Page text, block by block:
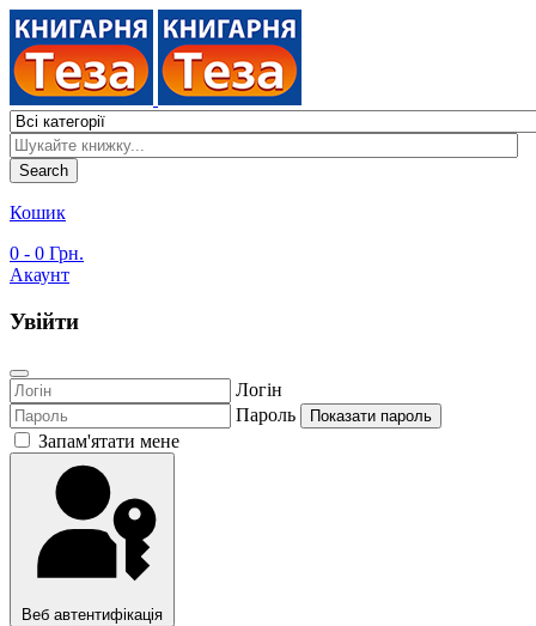
Search
Кошик
0 - 0 Грн.
Акаунт
Увійти
Логін
Пароль
Показати пароль
Запам'ятати мене
Веб автентифікація